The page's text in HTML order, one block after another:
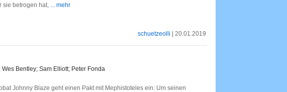
sie betrogen hat, ... mehr
schuetzeolli | 20.01.2019
Bentley; Sam Elliott; Peter Fonda
Johnny Blaze geht einen Pakt mit Mephistoteles ein: Um seinen